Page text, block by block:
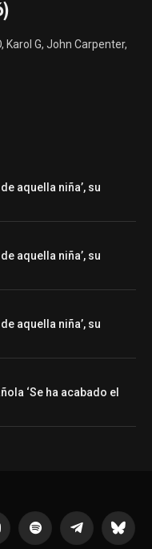
Karol G, John Carpenter,
aquella niña’, su
aquella niña’, su
aquella niña’, su
‘Se ha acabado el
Spotify Telegrama